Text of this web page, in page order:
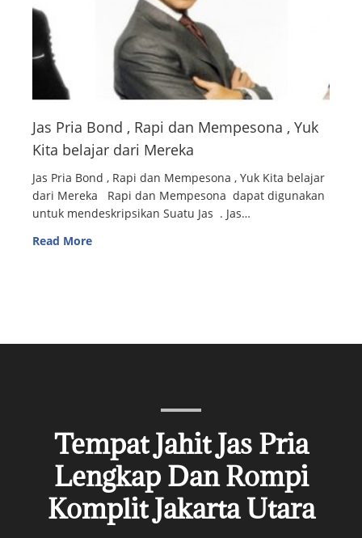
Jas Pria Bond , Rapi dan Mempesona , Yuk
Kita belajar dari Mereka
Jas Pria Bond , Rapi dan Mempesona , Yuk Kita belajar
dari Mereka Rapi dan Mempesona dapat digunakan
untuk mendeskripsikan Suatu Jas . Jas…
Read More
Tempat Jahit Jas Pria
Lengkap Dan Rompi
Komplit Jakarta Utara